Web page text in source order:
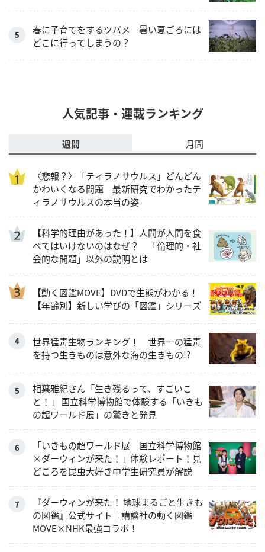
春に子育てをするツバメ 暑い夏ごろには
どこに行ってしまうの？
人気記事・連載ランキング
週間 月間
〈悲報？〉「ティラノサウルス」どんどん
かわいくなる問題 最新研究でわかったテ
ィラノサウルスの本当の姿
【科学的理由があった！】人間が人間を食
べてはいけないのはなぜ？ 「倫理的・社
会的な問題」以外の説明とは
【動く図鑑MOVE】DVDで生態がわかる！
【年齢別】新しい学びの「図鑑」シリーズ
世界猛毒生物ランキング！ 世界一の猛毒
を持つ生きものは意外な海の生きもの!?
相葉雅紀さん「生き残るって、すごいこ
と！」 国立科学博物館で体験する「いきも
の超ワールド展」の驚きと発見
「いきもの超ワールド展 国立科学博物館
×ダーウィンが来た！」体験レポート！見
どころを昆虫大好き中学生研究員が解説
『ダーウィンが来た！ 地球まるごと生きも
の図鑑』公式サイト｜講談社の動く図鑑
MOVE×NHK最強コラボ！